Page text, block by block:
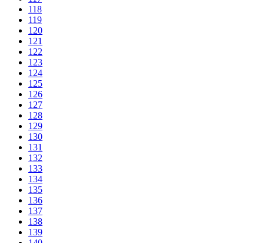
118
119
120
121
122
123
124
125
126
127
128
129
130
131
132
133
134
135
136
137
138
139